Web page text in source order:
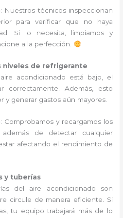
: Nuestros técnicos inspeccionan
para verificar que no haya
Si lo necesita, limpiamos y
a la perfección.
niveles de refrigerante
acondicionado está bajo, el
correctamente. Además, esto
y generar gastos aún mayores.
: Comprobamos y recargamos los
de detectar cualquier
afectando el rendimiento de
y tuberías
del aire acondicionado son
circule de manera eficiente. Si
tu equipo trabajará más de lo